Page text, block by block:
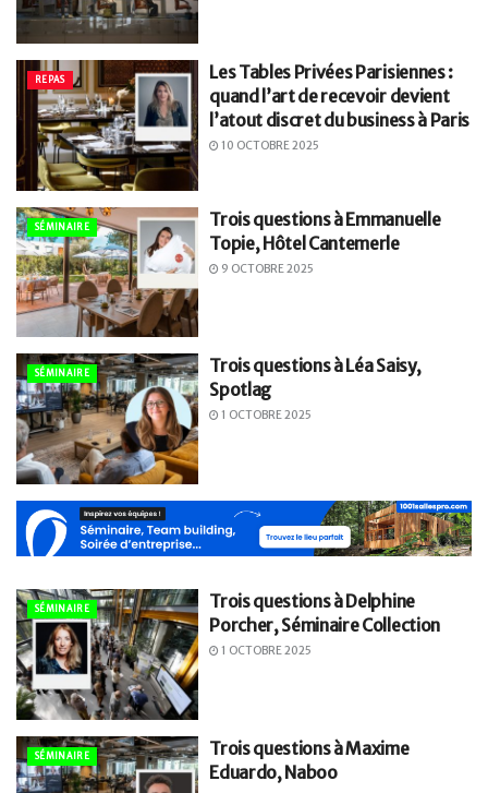
REPAS
Les Tables Privées Parisiennes :
quand l’art de recevoir devient
l’atout discret du business à Paris
10 OCTOBRE 2025
SÉMINAIRE
Trois questions à Emmanuelle
Topie, Hôtel Cantemerle
9 OCTOBRE 2025
SÉMINAIRE
Trois questions à Léa Saisy,
Spotlag
1 OCTOBRE 2025
SÉMINAIRE
Trois questions à Delphine
Porcher, Séminaire Collection
1 OCTOBRE 2025
SÉMINAIRE
Trois questions à Maxime
Eduardo, Naboo